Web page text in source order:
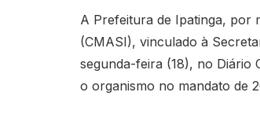
A Prefeitura de Ipatinga, por
(CMASI), vinculado à
segunda-feira (18), no Diário
o organismo no mandato de